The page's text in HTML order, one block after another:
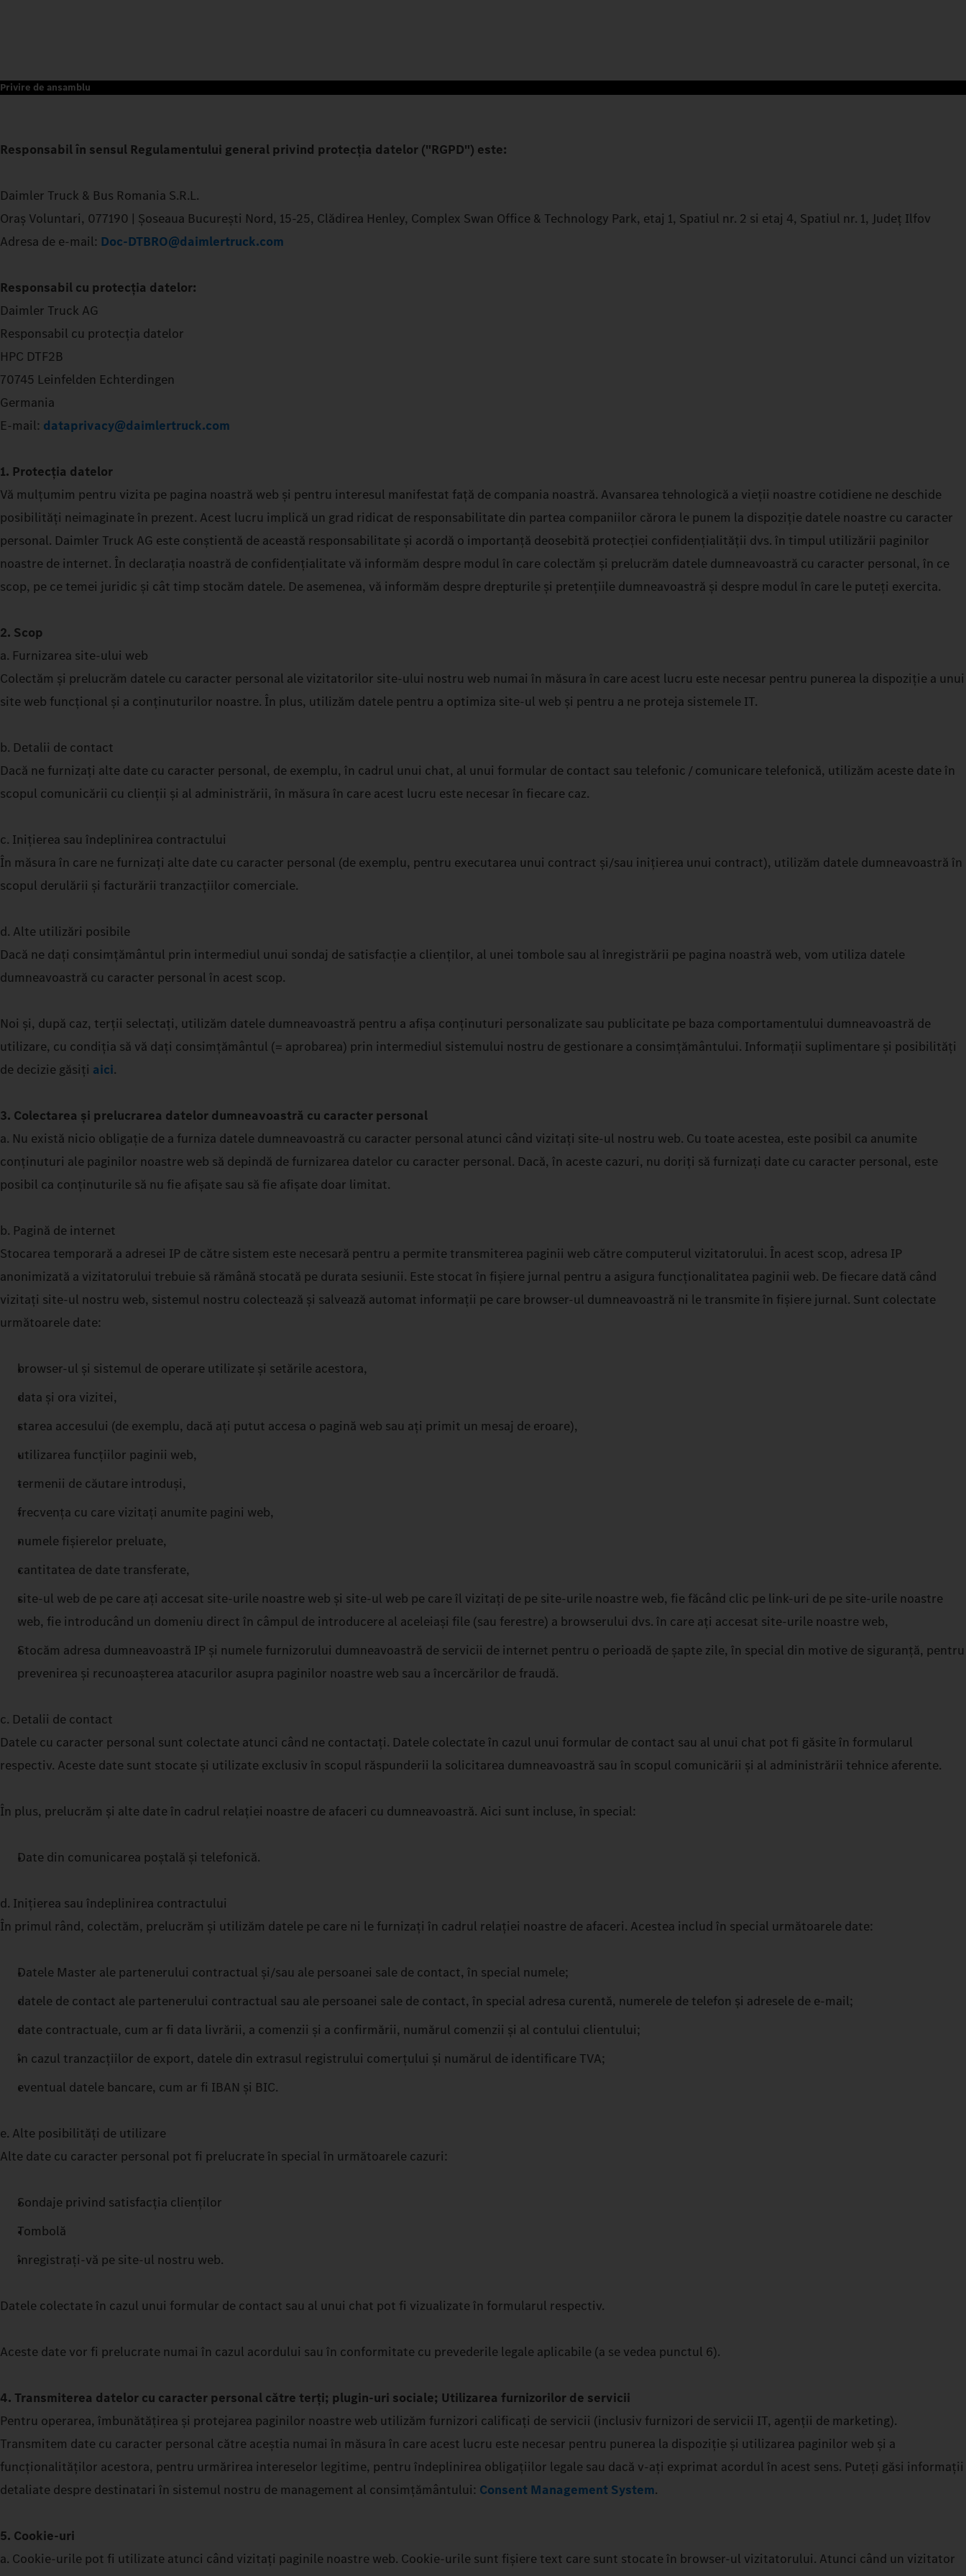
Privire de ansamblu
Responsabil în sensul Regulamentului general privind protecția datelor ("RGPD") este:
Daimler Truck & Bus Romania S.R.L.
Oraş Voluntari, 077190 | Şoseaua București Nord, 15-25, Clădirea Henley, Complex Swan Office & Technology Park, etaj 1, Spatiul nr. 2 si etaj 4, Spatiul nr. 1, Județ Ilfov
Adresa de e-mail: Doc-DTBRO@daimlertruck.com
Responsabil cu protecția datelor:
Daimler Truck AG
Responsabil cu protecția datelor
HPC DTF2B
70745 Leinfelden Echterdingen
Germania
E-mail: dataprivacy@daimlertruck.com
1. Protecția datelor
Vă mulțumim pentru vizita pe pagina noastră web și pentru interesul manifestat față de compania noastră. Avansarea tehnologică a vieții noastre cotidiene ne deschide
posibilități neimaginate în prezent. Acest lucru implică un grad ridicat de responsabilitate din partea companiilor cărora le punem la dispoziție datele noastre cu caracter
personal. Daimler Truck AG este conștientă de această responsabilitate și acordă o importanță deosebită protecției confidențialității dvs. în timpul utilizării paginilor
noastre de internet. În declarația noastră de confidențialitate vă informăm despre modul în care colectăm și prelucrăm datele dumneavoastră cu caracter personal, în ce
scop, pe ce temei juridic și cât timp stocăm datele. De asemenea, vă informăm despre drepturile și pretențiile dumneavoastră și despre modul în care le puteți exercita.
2. Scop
a. Furnizarea site-ului web
Colectăm și prelucrăm datele cu caracter personal ale vizitatorilor site-ului nostru web numai în măsura în care acest lucru este necesar pentru punerea la dispoziție a unui
site web funcțional și a conținuturilor noastre. În plus, utilizăm datele pentru a optimiza site-ul web și pentru a ne proteja sistemele IT.
b. Detalii de contact
Dacă ne furnizați alte date cu caracter personal, de exemplu, în cadrul unui chat, al unui formular de contact sau telefonic / comunicare telefonică, utilizăm aceste date în
scopul comunicării cu clienții și al administrării, în măsura în care acest lucru este necesar în fiecare caz.
c. Inițierea sau îndeplinirea contractului
În măsura în care ne furnizați alte date cu caracter personal (de exemplu, pentru executarea unui contract și/sau inițierea unui contract), utilizăm datele dumneavoastră în
scopul derulării și facturării tranzacțiilor comerciale.
d. Alte utilizări posibile
Dacă ne dați consimțământul prin intermediul unui sondaj de satisfacție a clienților, al unei tombole sau al înregistrării pe pagina noastră web, vom utiliza datele
dumneavoastră cu caracter personal în acest scop.
Noi și, după caz, terții selectați, utilizăm datele dumneavoastră pentru a afișa conținuturi personalizate sau publicitate pe baza comportamentului dumneavoastră de
utilizare, cu condiția să vă dați consimțământul (= aprobarea) prin intermediul sistemului nostru de gestionare a consimțământului. Informații suplimentare și posibilități
de decizie găsiți aici.
3. Colectarea și prelucrarea datelor dumneavoastră cu caracter personal
a. Nu există nicio obligație de a furniza datele dumneavoastră cu caracter personal atunci când vizitați site-ul nostru web. Cu toate acestea, este posibil ca anumite
conținuturi ale paginilor noastre web să depindă de furnizarea datelor cu caracter personal. Dacă, în aceste cazuri, nu doriți să furnizați date cu caracter personal, este
posibil ca conținuturile să nu fie afișate sau să fie afișate doar limitat.
b. Pagină de internet
Stocarea temporară a adresei IP de către sistem este necesară pentru a permite transmiterea paginii web către computerul vizitatorului. În acest scop, adresa IP
anonimizată a vizitatorului trebuie să rămână stocată pe durata sesiunii. Este stocat în fișiere jurnal pentru a asigura funcționalitatea paginii web. De fiecare dată când
vizitați site-ul nostru web, sistemul nostru colectează și salvează automat informații pe care browser-ul dumneavoastră ni le transmite în fișiere jurnal. Sunt colectate
următoarele date:
browser-ul și sistemul de operare utilizate și setările acestora,
data și ora vizitei,
starea accesului (de exemplu, dacă ați putut accesa o pagină web sau ați primit un mesaj de eroare),
utilizarea funcțiilor paginii web,
termenii de căutare introduși,
frecvența cu care vizitați anumite pagini web,
numele fișierelor preluate,
cantitatea de date transferate,
site-ul web de pe care ați accesat site-urile noastre web și site-ul web pe care îl vizitați de pe site-urile noastre web, fie făcând clic pe link-uri de pe site-urile noastre
web, fie introducând un domeniu direct în câmpul de introducere al aceleiași file (sau ferestre) a browserului dvs. în care ați accesat site-urile noastre web,
Stocăm adresa dumneavoastră IP și numele furnizorului dumneavoastră de servicii de internet pentru o perioadă de șapte zile, în special din motive de siguranță, pentru
prevenirea și recunoașterea atacurilor asupra paginilor noastre web sau a încercărilor de fraudă.
c. Detalii de contact
Datele cu caracter personal sunt colectate atunci când ne contactați. Datele colectate în cazul unui formular de contact sau al unui chat pot fi găsite în formularul
respectiv. Aceste date sunt stocate și utilizate exclusiv în scopul răspunderii la solicitarea dumneavoastră sau în scopul comunicării și al administrării tehnice aferente.
În plus, prelucrăm și alte date în cadrul relației noastre de afaceri cu dumneavoastră. Aici sunt incluse, în special:
Date din comunicarea poștală și telefonică.
d. Inițierea sau îndeplinirea contractului
În primul rând, colectăm, prelucrăm și utilizăm datele pe care ni le furnizați în cadrul relației noastre de afaceri. Acestea includ în special următoarele date:
Datele Master ale partenerului contractual și/sau ale persoanei sale de contact, în special numele;
datele de contact ale partenerului contractual sau ale persoanei sale de contact, în special adresa curentă, numerele de telefon și adresele de e-mail;
date contractuale, cum ar fi data livrării, a comenzii și a confirmării, numărul comenzii și al contului clientului;
în cazul tranzacțiilor de export, datele din extrasul registrului comerțului și numărul de identificare TVA;
eventual datele bancare, cum ar fi IBAN și BIC.
e. Alte posibilități de utilizare
Alte date cu caracter personal pot fi prelucrate în special în următoarele cazuri:
Sondaje privind satisfacția clienților
Tombolă
înregistrați-vă pe site-ul nostru web.
Datele colectate în cazul unui formular de contact sau al unui chat pot fi vizualizate în formularul respectiv.
Aceste date vor fi prelucrate numai în cazul acordului sau în conformitate cu prevederile legale aplicabile (a se vedea punctul 6).
4. Transmiterea datelor cu caracter personal către terți; plugin-uri sociale; Utilizarea furnizorilor de servicii
Pentru operarea, îmbunătățirea și protejarea paginilor noastre web utilizăm furnizori calificați de servicii (inclusiv furnizori de servicii IT, agenții de marketing).
Transmitem date cu caracter personal către aceștia numai în măsura în care acest lucru este necesar pentru punerea la dispoziție și utilizarea paginilor web și a
funcționalităților acestora, pentru urmărirea intereselor legitime, pentru îndeplinirea obligațiilor legale sau dacă v-ați exprimat acordul în acest sens. Puteți găsi informații
detaliate despre destinatari în sistemul nostru de management al consimțământului: Consent Management System.
5. Cookie-uri
a. Cookie-urile pot fi utilizate atunci când vizitați paginile noastre web. Cookie-urile sunt fișiere text care sunt stocate în browser-ul vizitatorului. Atunci când un vizitator